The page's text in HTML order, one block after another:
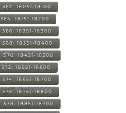
362: 18051-18100
364: 18151-18200
366: 18251-18300
368: 18351-18400
370: 18451-18500
372: 18551-18600
374: 18651-18700
376: 18751-18800
378: 18851-18900